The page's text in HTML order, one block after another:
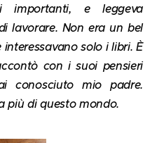
importanti, e leggeva
lavorare. Non era un bel
solo i libri. È
con i suoi pensieri
conosciuto mio padre.
più di questo mondo.